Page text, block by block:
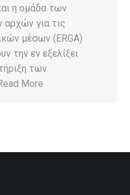
η ομάδα των
για τις
μέσων (ERGA)
την εν εξελίξει
των
More